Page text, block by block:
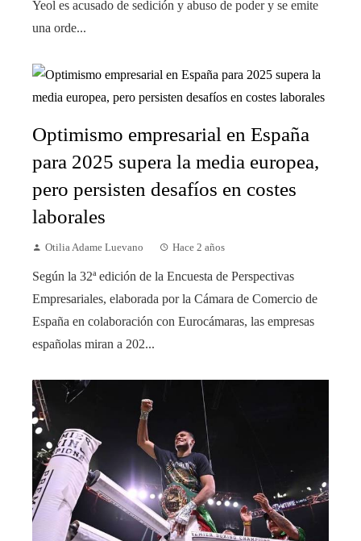
Yeol es acusado de sedición y abuso de poder y se emite
una orde...
Optimismo empresarial en España
para 2025 supera la media europea,
pero persisten desafíos en costes
laborales
Otilia Adame Luevano Hace 2 años
Según la 32ª edición de la Encuesta de Perspectivas
Empresariales, elaborada por la Cámara de Comercio de
España en colaboración con Eurocámaras, las empresas
españolas miran a 202...